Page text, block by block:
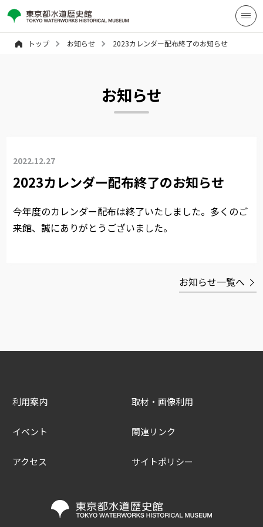
トップ お知らせ 2023カレンダー配布終了のお知らせ
お知らせ
2022.12.27
2023カレンダー配布終了のお知らせ
今年度のカレンダー配布は終了いたしました。多くのご
来館、誠にありがとうございました。
お知らせ一覧へ
利用案内
イベント
アクセス
取材・画像利用
関連リンク
サイトポリシー